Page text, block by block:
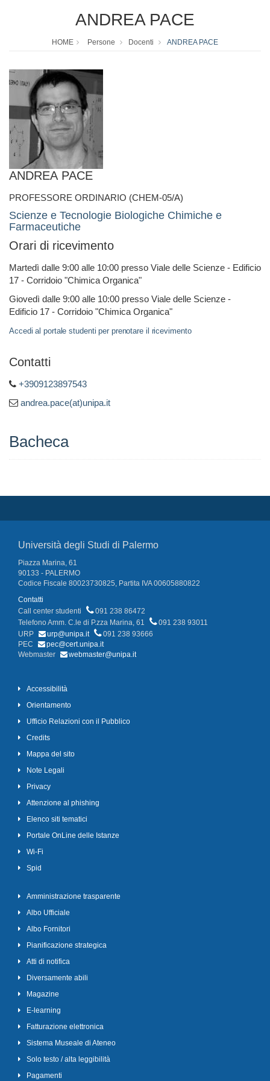
ANDREA PACE
HOME Persone Docenti ANDREA PACE
ANDREA PACE
PROFESSORE ORDINARIO (CHEM-05/A)
Scienze e Tecnologie Biologiche Chimiche e
Farmaceutiche
Orari di ricevimento
Martedì dalle 9:00 alle 10:00 presso Viale delle Scienze - Edificio
17 - Corridoio "Chimica Organica"
Giovedì dalle 9:00 alle 10:00 presso Viale delle Scienze -
Edificio 17 - Corridoio "Chimica Organica"
Accedi al portale studenti per prenotare il ricevimento
Contatti
+3909123897543
andrea.pace(at)unipa.it
Bacheca
Università degli Studi di Palermo
Piazza Marina, 61
90133 - PALERMO
Codice Fiscale 80023730825, Partita IVA 00605880822
Contatti
Call center studenti
091 238 86472
Telefono Amm. C.le di P.zza Marina, 61
091 238 93011
URP
urp@unipa.it
091 238 93666
PEC
pec@cert.unipa.it
Webmaster
webmaster@unipa.it
Accessibilità
Orientamento
Ufficio Relazioni con il Pubblico
Credits
Mappa del sito
Note Legali
Privacy
Attenzione al phishing
Elenco siti tematici
Portale OnLine delle Istanze
Wi-Fi
Spid
Amministrazione trasparente
Albo Ufficiale
Albo Fornitori
Pianificazione strategica
Atti di notifica
Diversamente abili
Magazine
E-learning
Fatturazione elettronica
Sistema Museale di Ateneo
Solo testo / alta leggibilità
Pagamenti